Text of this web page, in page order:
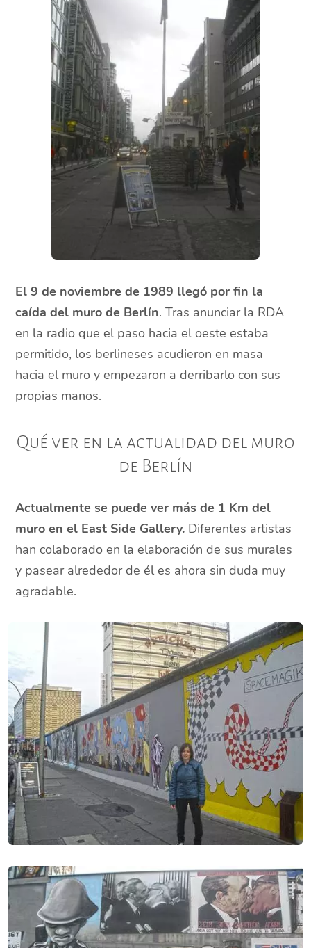
El 9 de noviembre de 1989 llegó por fin la
caída del muro de Berlín. Tras anunciar la RDA
en la radio que el paso hacia el oeste estaba
permitido, los berlineses acudieron en masa
hacia el muro y empezaron a derribarlo con sus
propias manos.
Qué ver en la actualidad del muro
de Berlín
Actualmente se puede ver más de 1 Km del
muro en el East Side Gallery. Diferentes artistas
han colaborado en la elaboración de sus murales
y pasear alrededor de él es ahora sin duda muy
agradable.